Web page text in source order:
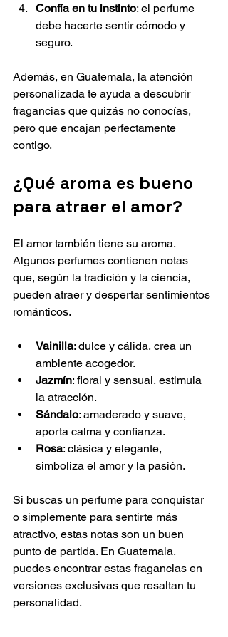
Confía en tu instinto: el perfume
debe hacerte sentir cómodo y
seguro.
Además, en Guatemala, la atención
personalizada te ayuda a descubrir
fragancias que quizás no conocías,
pero que encajan perfectamente
contigo.
¿Qué aroma es bueno
para atraer el amor?
El amor también tiene su aroma.
Algunos perfumes contienen notas
que, según la tradición y la ciencia,
pueden atraer y despertar sentimientos
románticos.
Vainilla: dulce y cálida, crea un
ambiente acogedor.
Jazmín: floral y sensual, estimula
la atracción.
Sándalo: amaderado y suave,
aporta calma y confianza.
Rosa: clásica y elegante,
simboliza el amor y la pasión.
Si buscas un perfume para conquistar
o simplemente para sentirte más
atractivo, estas notas son un buen
punto de partida. En Guatemala,
puedes encontrar estas fragancias en
versiones exclusivas que resaltan tu
personalidad.